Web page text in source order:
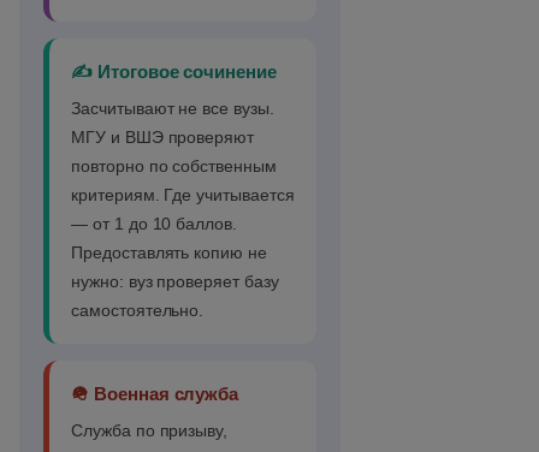
✍️ Итоговое сочинение
Засчитывают не все вузы.
МГУ и ВШЭ проверяют
повторно по собственным
критериям. Где учитывается
— от 1 до 10 баллов.
Предоставлять копию не
нужно: вуз проверяет базу
самостоятельно.
🪖 Военная служба
Служба по призыву,